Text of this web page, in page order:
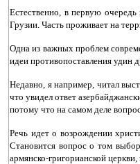
Естественно, в первую
Грузии. Часть проживает на
Одна из важных проблем
идеи противопоставления удин
Недавно, я например, читал
что увидел ответ
потому что на самом деле
Речь идет о возрождении
Становится вопрос о том
армянско-григорианской церкви,